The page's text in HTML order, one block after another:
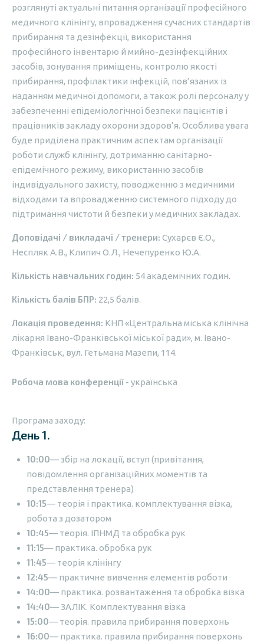
розглянуті актуальні питання організації професійного
медичного клінінгу, впровадження сучасних стандартів
прибирання та дезінфекції, використання
професійного інвентарю й мийно-дезінфекційних
засобів, зонування приміщень, контролю якості
прибирання, профілактики інфекцій, пов’язаних із
наданням медичної допомоги, а також ролі персоналу у
забезпеченні епідеміологічної безпеки пацієнтів і
працівників закладу охорони здоров’я. Особлива увага
буде приділена практичним аспектам організації
роботи служб клінінгу, дотриманню санітарно-
епідемічного режиму, використанню засобів
індивідуального захисту, поводженню з медичними
відходами та впровадженню системного підходу до
підтримання чистоти й безпеки у медичних закладах.
Доповідачі / викладачі / тренери: Сухарєв Є.О.,
Неспляк А.В., Клипич О.Л., Нечепуренко Ю.А.
Кількість навчальних годин: 54 академічних годин.
Кількість балів БПР: 22,5 балів.
Локація проведення: КНП «Центральна міська клінічна
лікарня Івано-Франківської міської ради», м. Івано-
Франківськ, вул. Гетьмана Мазепи, 114.
Робоча мова конференції - українська
Програма заходу:
День 1.
10:00— збір на локації, вступ (привітання,
повідомлення організаційних моментів та
представлення тренера)
10:15— теорія і практика. комплектування візка,
робота з дозатором
10:45— теорія. ІПНМД та обробка рук
11:15— практика. обробка рук
11:45— теорія клінінгу
12:45— практичне вивчення елементів роботи
14:00— практика. розвантаження та обробка візка
14:40— ЗАЛІК. Комплектування візка
15:00— теорія. правила прибирання поверхонь
16:00— практика. правила прибирання поверхонь